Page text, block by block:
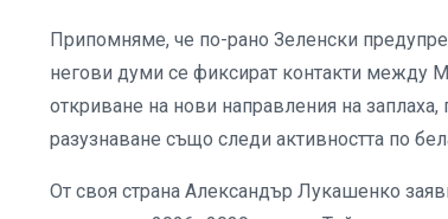
Припомняме, че по-рано Зеленски
негови думи се фиксират контакти между
откриване на нови направления на
разузнаване също следи активността по
От своя страна Александър Лукашенко